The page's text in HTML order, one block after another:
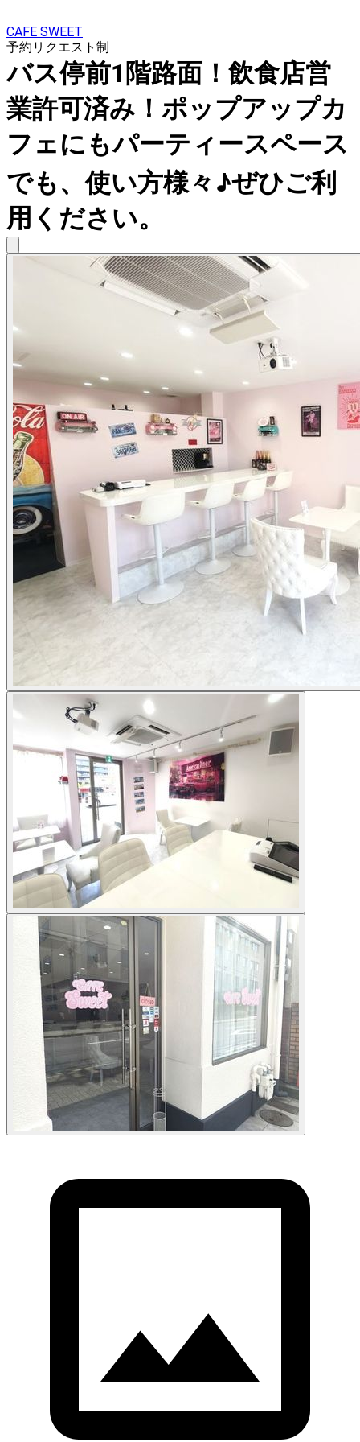
CAFE SWEET
予約リクエスト制
バス停前1階路面！飲食店営
業許可済み！ポップアップカ
フェにもパーティースペース
でも、使い方様々♪ぜひご利
用ください。